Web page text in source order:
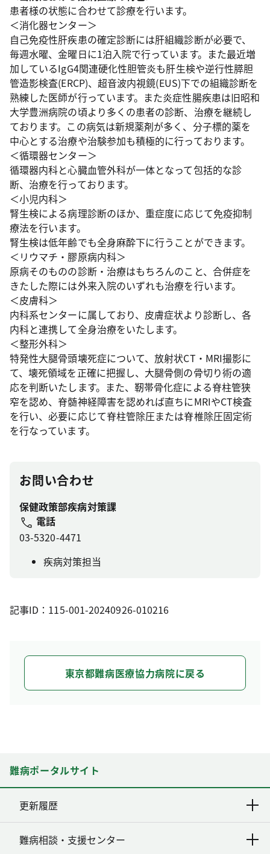
患者様の状態に合わせて診療を行います。
＜消化器センター＞
自己免疫性肝疾患の確定診断には肝組織診断が必要で、
毎週水曜、金曜日に1泊入院で行っています。また最近増
加しているIgG4関連硬化性胆管炎も肝生検や逆行性膵胆
管造影検査(ERCP)、超音波内視鏡(EUS)下での組織診断を
熟練した医師が行っています。また炎症性腸疾患は旧昭和
大学豊洲病院の頃より多くの患者の診断、治療を継続し
ております。この病気は新規薬剤が多く、分子標的薬を
中心とする治療や治験参加も積極的に行っております。
＜循環器センター＞
循環器内科と心臓血管外科が一体となって包括的な診
断、治療を行っております。
＜小児内科＞
腎生検による病理診断のほか、重症度に応じて免疫抑制
療法を行います。
腎生検は低年齢でも全身麻酔下に行うことができます。
＜リウマチ・膠原病内科＞
原病そのものの診断・治療はもちろんのこと、合併症を
きたした際には外来入院のいずれも治療を行います。
＜皮膚科＞
内科系センターに属しており、皮膚症状より診断し、各
内科と連携して全身治療をいたします。
＜整形外科＞
特発性大腿骨頭壊死症について、放射状CT・MRI撮影に
て、壊死領域を正確に把握し、大腿骨側の骨切り術の適
応を判断いたします。また、靭帯骨化症による脊柱管狭
窄を認め、脊髄神経障害を認めれば直ちにMRIやCT検査
を行い、必要に応じて脊柱管除圧または脊椎除圧固定術
を行なっています。
お問い合わせ
保健政策部疾病対策課
電話
03-5320-4471
疾病対策担当
記事ID：115-001-20240926-010216
東京都難病医療協力病院に戻る
難病ポータルサイト
更新履歴
難病相談・支援センター